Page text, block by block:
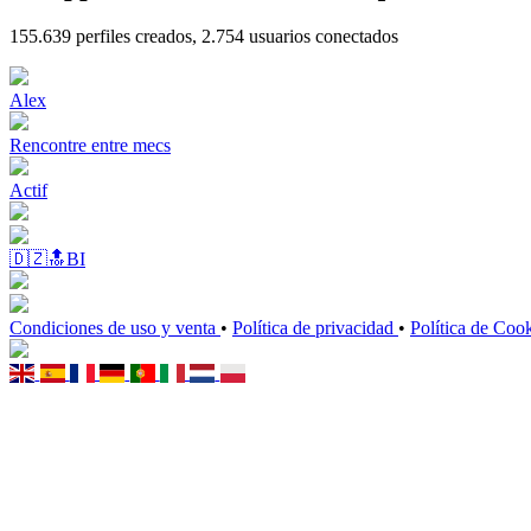
155.639 perfiles creados, 2.754 usuarios conectados
Alex
Rencontre entre mecs
Actif
🇩🇿🔝BI
Condiciones de uso y venta • Política de privacidad • Política de